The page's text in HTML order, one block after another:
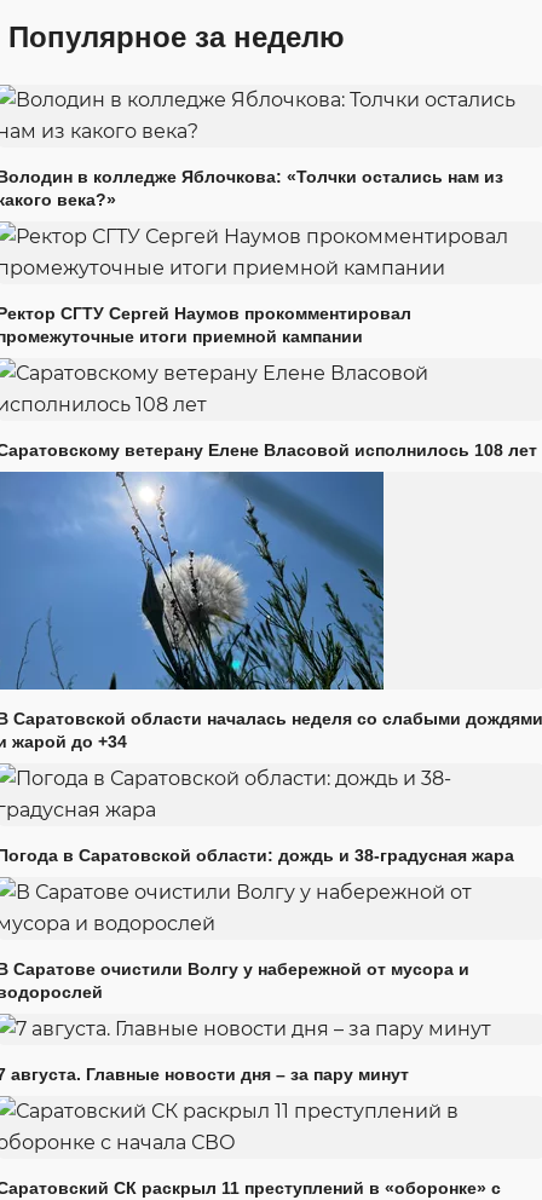
Популярное за неделю
в колледже Яблочкова: «Толчки остались нам из
века?»
СГТУ Сергей Наумов прокомментировал
итоги приемной кампании
ветерану Елене Власовой исполнилось 108 лет
Саратовской области началась неделя со слабыми дождями
жарой до +34
в Саратовской области: дождь и 38-градусная жара
Саратове очистили Волгу у набережной от мусора и
августа. Главные новости дня – за пару минут
СК раскрыл 11 преступлений в «оборонке» с